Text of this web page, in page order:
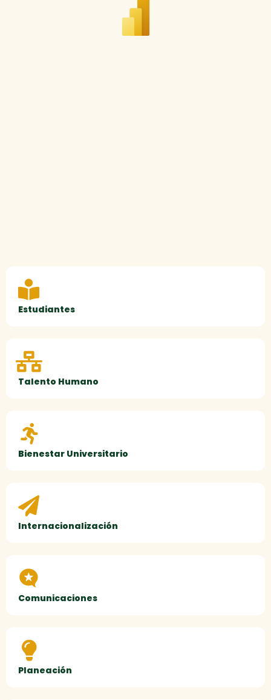
Estudiantes
Talento Humano
Bienestar Universitario
Internacionalización
Comunicaciones
Planeación